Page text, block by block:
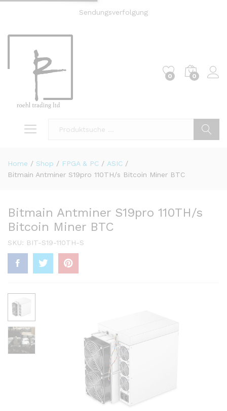
Sendungsverfolgung
0 0
Home / Shop / FPGA & PC / ASIC /
Bitmain Antminer S19pro 110TH/s Bitcoin Miner BTC
Bitmain Antminer S19pro 110TH/s
Bitcoin Miner BTC
SKU: BIT-S19-110TH-S